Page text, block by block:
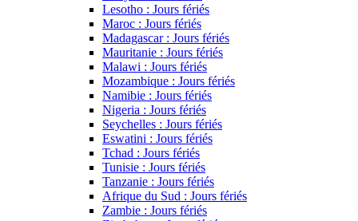
Lesotho : Jours fériés
Maroc : Jours fériés
Madagascar : Jours fériés
Mauritanie : Jours fériés
Malawi : Jours fériés
Mozambique : Jours fériés
Namibie : Jours fériés
Nigeria : Jours fériés
Seychelles : Jours fériés
Eswatini : Jours fériés
Tchad : Jours fériés
Tunisie : Jours fériés
Tanzanie : Jours fériés
Afrique du Sud : Jours fériés
Zambie : Jours fériés